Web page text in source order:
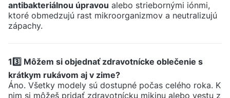
antibakteriálnou úpravou alebo striebornými iónmi,
ktoré obmedzujú rast mikroorganizmov a neutralizujú
zápachy.
13️⃣ Môžem si objednať zdravotnícke oblečenie s
krátkym rukávom aj v zime?
Áno. Všetky modely sú dostupné počas celého roka. K
nim si môžeš pridať zdravotnícku mikinu alebo vestu z